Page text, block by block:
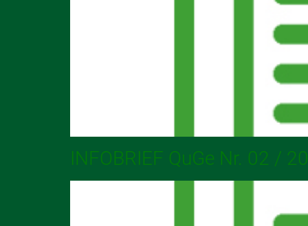
INFOBRIEF QuGe Nr. 02 /